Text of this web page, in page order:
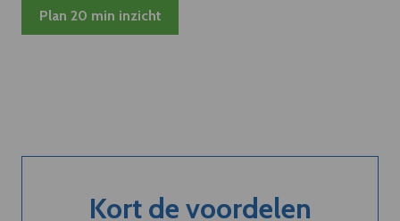
Plan 20 min inzicht
Kort de voordelen